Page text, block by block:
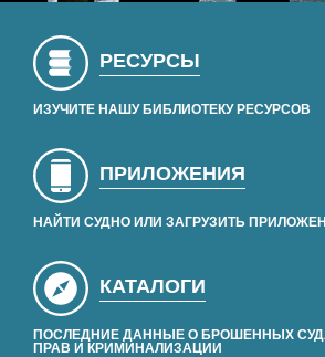
РЕСУРСЫ
ИЗУЧИТЕ НАШУ БИБЛИОТЕКУ РЕСУРСОВ
ПРИЛОЖЕНИЯ
НАЙТИ СУДНО ИЛИ ЗАГРУЗИТЬ
КАТАЛОГИ
ПОСЛЕДНИЕ ДАННЫЕ О БРОШЕННЫХ
ПРАВ И КРИМИНАЛИЗАЦИИ